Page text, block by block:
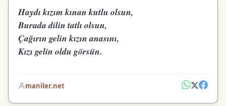
Haydı kızım kınan kutlu olsun,
Burada dilin tatlı olsun,
Çağırın gelin kızın anasını,
Kızı gelin oldu görsün.
maniler.net